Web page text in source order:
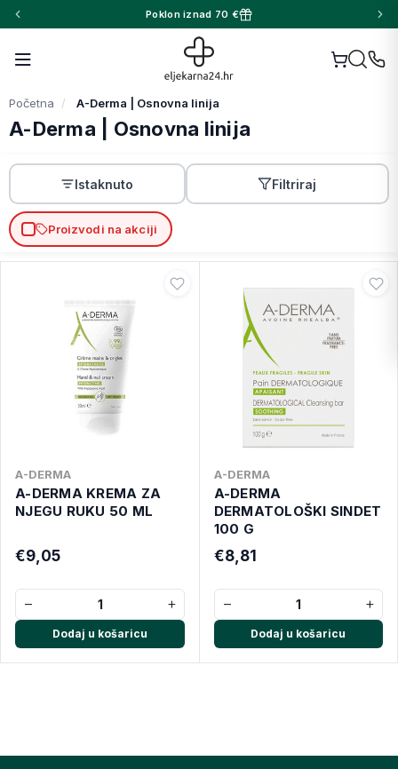
Poklon iznad 70 €
Početna A-Derma | Osnovna linija
A-Derma | Osnovna linija
Istaknuto Filtriraj
Proizvodi na akciji
A-DERMA
A-DERMA KREMA ZA
NJEGU RUKU 50 ML
€9,05
− +
Dodaj u košaricu
A-DERMA
A-DERMA
DERMATOLOŠKI SINDET
100 G
€8,81
− +
Dodaj u košaricu